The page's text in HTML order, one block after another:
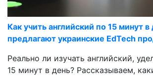
Как учить английский по 15 минут в
предлагают украинские EdTech
Реально ли изучать английский,
15 минут в день? Рассказываем,